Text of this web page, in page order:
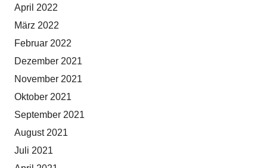
April 2022
März 2022
Februar 2022
Dezember 2021
November 2021
Oktober 2021
September 2021
August 2021
Juli 2021